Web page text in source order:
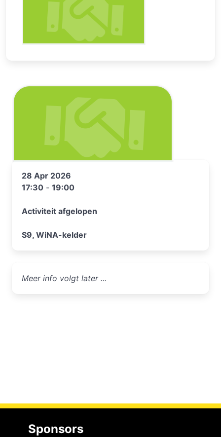
28 Apr 2026
17:30 - 19:00
Activiteit afgelopen
S9, WiNA-kelder
Meer info volgt later ...
Sponsors